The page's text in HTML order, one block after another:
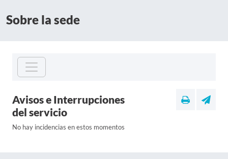
Sobre la sede
Avisos e Interrupciones
del servicio
No hay incidencias en estos momentos